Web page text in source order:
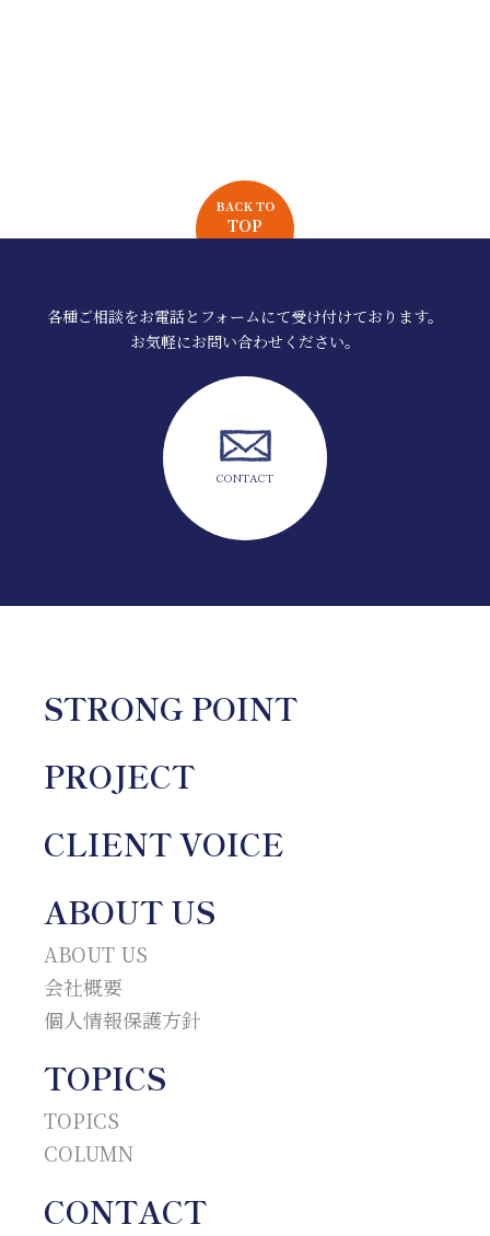
BACK TO
TOP
各種ご相談をお電話とフォームにて受け付けております。
お気軽にお問い合わせください。
CONTACT
STRONG POINT
PROJECT
CLIENT VOICE
ABOUT US
ABOUT US
会社概要
個人情報保護方針
TOPICS
TOPICS
COLUMN
CONTACT